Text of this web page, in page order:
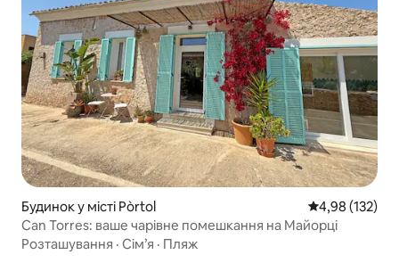
Будинок у місті Pòrtol Середня
4,98 (132)
Can Torres: ваше чарівне помешкання на Майорці
Розташування · Сім’я · Пляж